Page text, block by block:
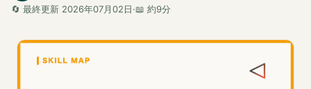
🔄 最終更新 2026年07月02日·📖 約9分